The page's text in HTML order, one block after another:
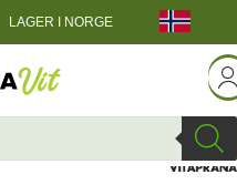
LAGER I NORGE
kapslar